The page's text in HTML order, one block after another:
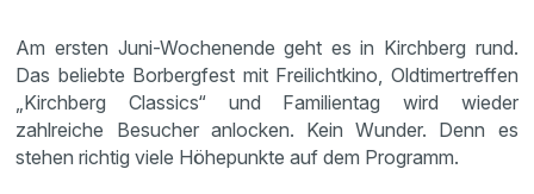
Am ersten Juni-Wochenende geht es in Kirchberg rund.
Das beliebte Borbergfest mit Freilichtkino, Oldtimertreffen
„Kirchberg Classics“ und Familientag wird wieder
zahlreiche Besucher anlocken. Kein Wunder. Denn es
stehen richtig viele Höhepunkte auf dem Programm.